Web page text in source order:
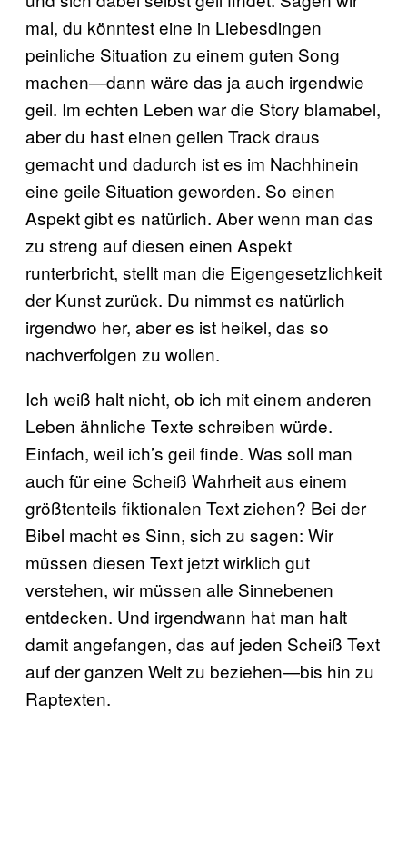
mal, du könntest eine in Liebesdingen
peinliche Situation zu einem guten Song
machen—dann wäre das ja auch irgendwie
geil. Im echten Leben war die Story blamabel,
aber du hast einen geilen Track draus
gemacht und dadurch ist es im Nachhinein
eine geile Situation geworden. So einen
Aspekt gibt es natürlich. Aber wenn man das
zu streng auf diesen einen Aspekt
runterbricht, stellt man die Eigengesetzlichkeit
der Kunst zurück. Du nimmst es natürlich
irgendwo her, aber es ist heikel, das so
nachverfolgen zu wollen.
Ich weiß halt nicht, ob ich mit einem anderen
Leben ähnliche Texte schreiben würde.
Einfach, weil ich’s geil finde. Was soll man
auch für eine Scheiß Wahrheit aus einem
größtenteils fiktionalen Text ziehen? Bei der
Bibel macht es Sinn, sich zu sagen: Wir
müssen diesen Text jetzt wirklich gut
verstehen, wir müssen alle Sinnebenen
entdecken. Und irgendwann hat man halt
damit angefangen, das auf jeden Scheiß Text
auf der ganzen Welt zu beziehen—bis hin zu
Raptexten.